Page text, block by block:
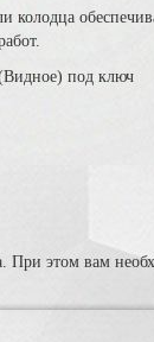
колодца
При этом вам